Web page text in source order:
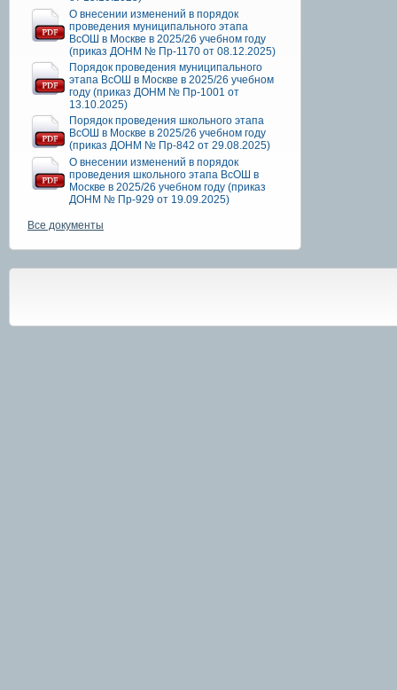
О внесении изменений в порядок
проведения муниципального этапа
ВсОШ в Москве в 2025/26 учебном году
(приказ ДОНМ № Пр-1170 от 08.12.2025)
Порядок проведения муниципального
этапа ВсОШ в Москве в 2025/26 учебном
году (приказ ДОНМ № Пр-1001 от
13.10.2025)
Порядок проведения школьного этапа
ВсОШ в Москве в 2025/26 учебном году
(приказ ДОНМ № Пр-842 от 29.08.2025)
О внесении изменений в порядок
проведения школьного этапа ВсОШ в
Москве в 2025/26 учебном году (приказ
ДОНМ № Пр-929 от 19.09.2025)
Все документы